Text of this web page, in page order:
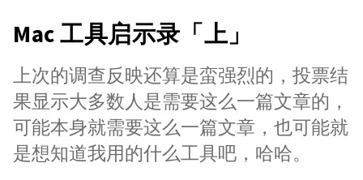
Mac 工具启示录「上」
上次的调查反映还算是蛮强烈的，投票结
果显示大多数人是需要这么一篇文章的，
可能本身就需要这么一篇文章，也可能就
是想知道我用的什么工具吧，哈哈。